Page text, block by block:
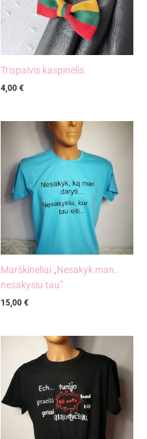
Trispalvis kaspinėlis
4,00 €
Marškinėliai „Nesakyk man..
nesakysiu tau”
15,00 €